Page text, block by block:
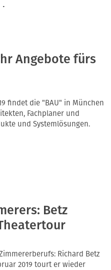
Angebote fürs
findet die "BAU" in München
Fachplaner und
und Systemlösungen.
Betz
Richard Betz
2019 tourt er wieder